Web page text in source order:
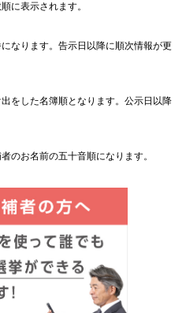
に表示されます。
なります。告示日以降に順次情報が更
をした名簿順となります。公示日以降
のお名前の五十音順になります。